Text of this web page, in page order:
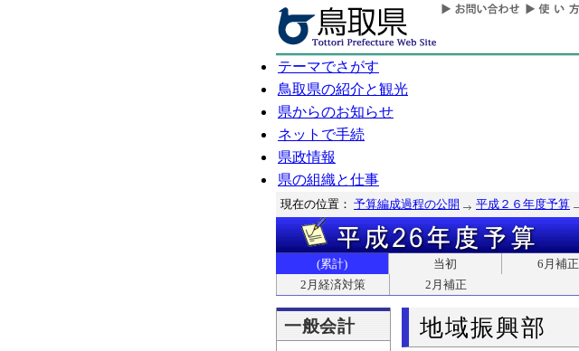
テーマでさがす
鳥取県の紹介と観光
県からのお知らせ
ネットで手続
県政情報
県の組織と仕事
現在の位置： 予算編成過程の公開 平成２６年度予算
(累計) 当初 6月補正
2月経済対策
2月補正
一般会計 地域振興部